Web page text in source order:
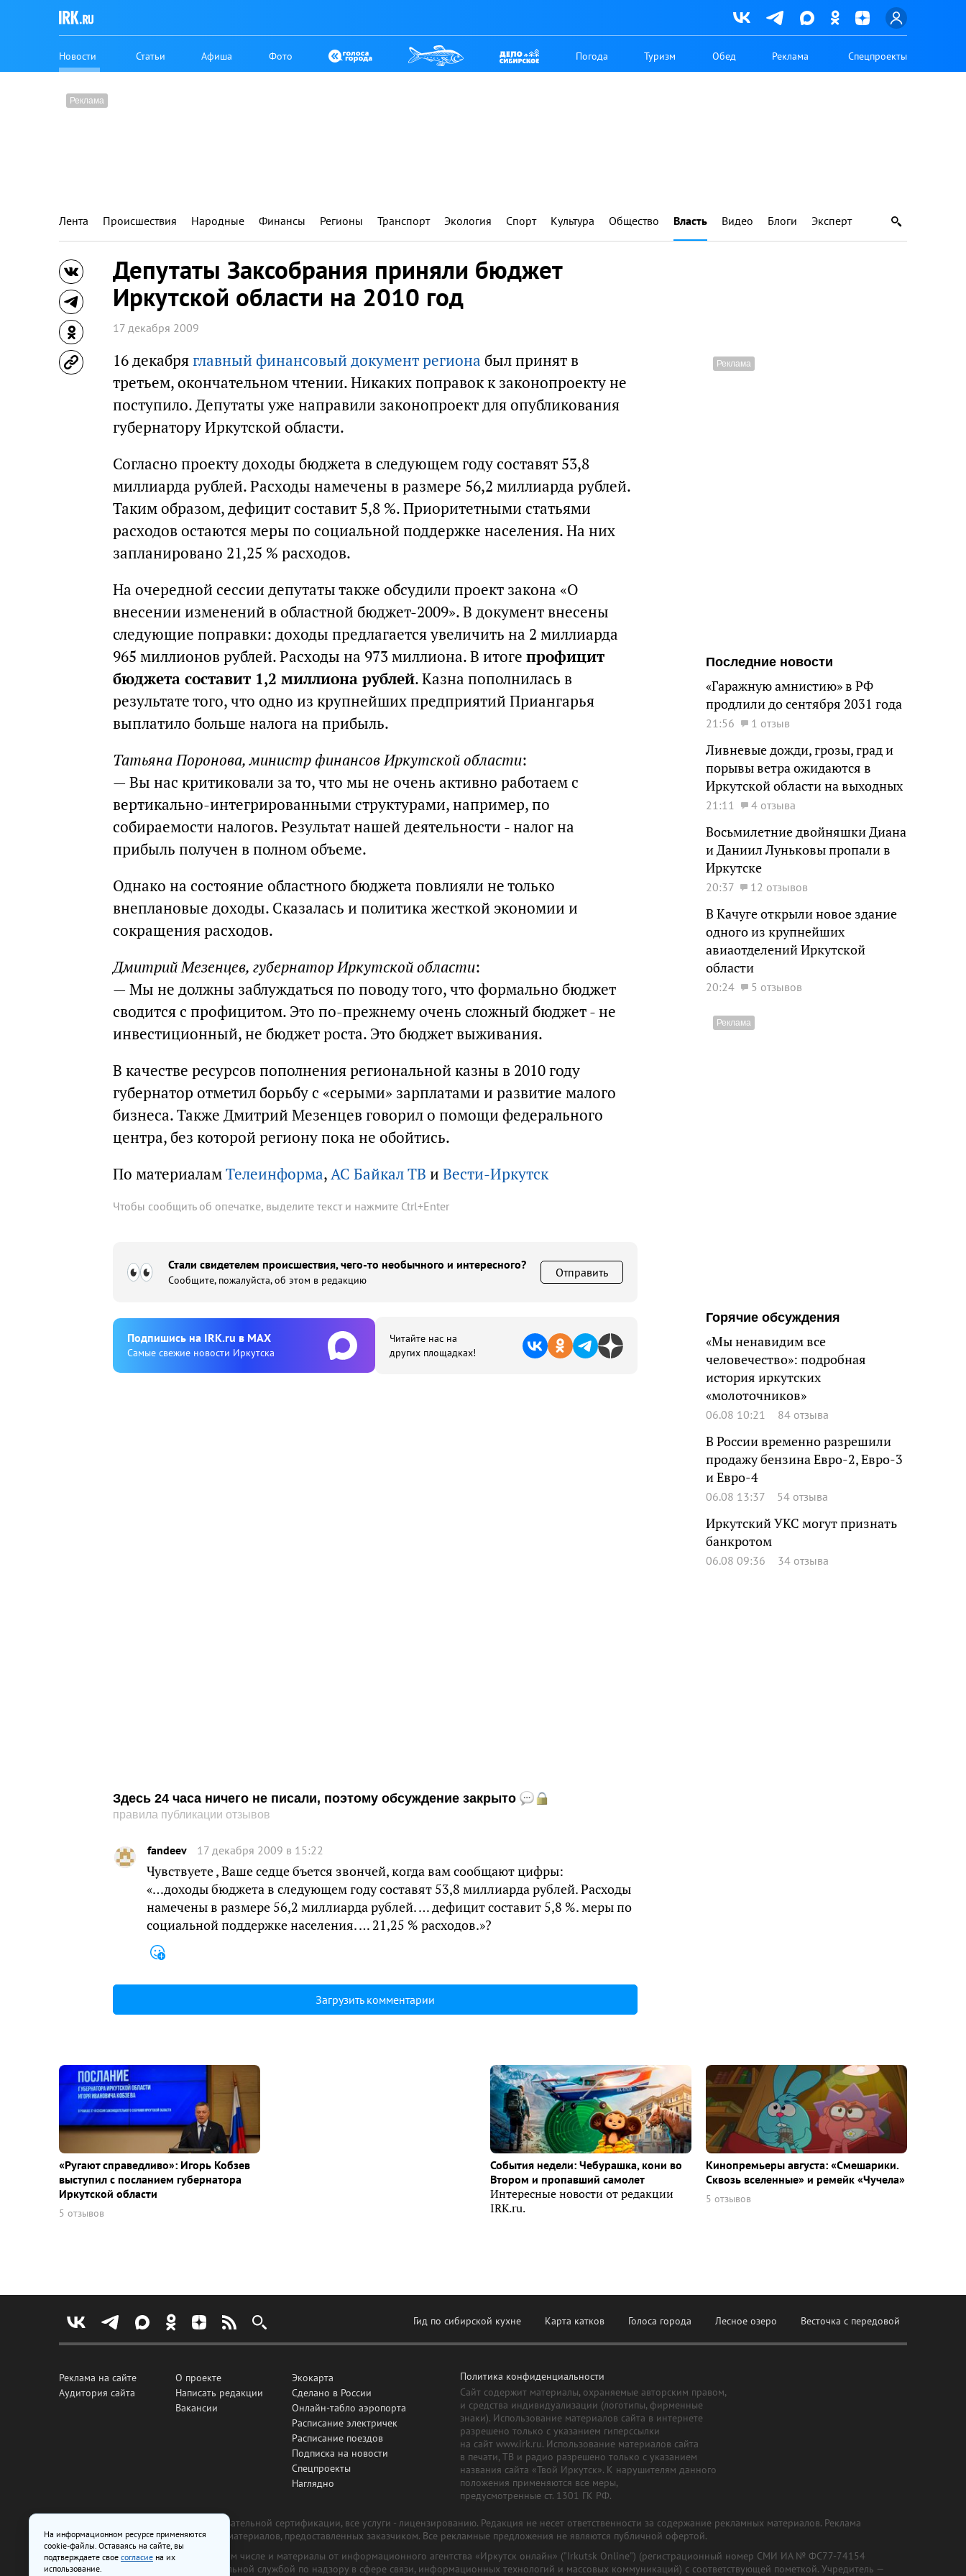
Новости Статьи Афиша Фото Погода Туризм Обед Реклама Спецпроекты
Лента Происшествия Народные Финансы Регионы Транспорт Экология Спорт Культура Общество Власть Видео Блоги Эксперт
Депутаты Заксобрания приняли бюджет
Иркутской области на 2010 год
17 декабря 2009
16 декабряглавный финансовый документ региона был принят в
третьем, окончательном чтении. Никаких поправок к законопроекту не
поступило. Депутаты уже направили законопроект для опубликования
губернатору Иркутской области.
Согласно проекту доходы бюджета в следующем году составят 53,8
миллиарда рублей. Расходы намечены в размере 56,2 миллиарда рублей.
Таким образом, дефицит составит 5,8 %. Приоритетными статьями
расходов остаются меры по социальной поддержке населения. На них
запланировано 21,25 % расходов.
На очередной сессии депутаты также обсудили проект закона «О
внесении изменений в областной бюджет-2009». В документ внесены
следующие поправки: доходы предлагается увеличить на 2 миллиарда
965 миллионов рублей. Расходы на 973 миллиона. В итоге профицит
бюджета составит 1,2 миллиона рублей. Казна пополнилась в
результате того, что одно из крупнейших предприятий Приангарья
выплатило больше налога на прибыль.
Татьяна Поронова, министр финансов Иркутской области:
— Вы нас критиковали за то, что мы не очень активно работаем с
вертикально-интегрированными структурами, например, по
собираемости налогов. Результат нашей деятельности - налог на
прибыль получен в полном объеме.
Однако на состояние областного бюджета повлияли не только
внеплановые доходы. Сказалась и политика жесткой экономии и
сокращения расходов.
Дмитрий Мезенцев, губернатор Иркутской области:
— Мы не должны заблуждаться по поводу того, что формально бюджет
сводится с профицитом. Это по-прежнему очень сложный бюджет - не
инвестиционный, не бюджет роста. Это бюджет выживания.
В качестве ресурсов пополнения региональной казны в 2010 году
губернатор отметил борьбу с «серыми» зарплатами и развитие малого
бизнеса. Также Дмитрий Мезенцев говорил о помощи федерального
центра, без которой региону пока не обойтись.
По материаламТелеинформа,АС Байкал ТВ и Вести-Иркутск
Чтобы сообщить об опечатке, выделите текст и нажмите Ctrl+Enter
Стали свидетелем происшествия, чего-то необычного и интересного?
Сообщите, пожалуйста, об этом в редакцию
Отправить
Подпишиcь на IRK.ru в MAX
Cамые свежие новости Иркутска
Читайте нас на
других площадках!
Здесь 24 часа ничего не писали, поэтому обсуждение закрыто
правила публикации отзывов
fandeev 17 декабря 2009 в 15:22
Чувствуете , Ваше седце бъется звончей, когда вам сообщают цифры:
«…доходы бюджета в следующем году составят 53,8 миллиарда рублей. Расходы
намечены в размере 56,2 миллиарда рублей. … дефицит составит 5,8 %. меры по
социальной поддержке населения. … 21,25 % расходов.»?
Загрузить комментарии
Последние новости
«Гаражную амнистию» в РФ
продлили до сентября 2031 года
21:56 1 отзыв
Ливневые дожди, грозы, град и
порывы ветра ожидаются в
Иркутской области на выходных
21:11 4 отзыва
Восьмилетние двойняшки Диана
и Даниил Луньковы пропали в
Иркутске
20:37 12 отзывов
В Качуге открыли новое здание
одного из крупнейших
авиаотделений Иркутской
области
20:24 5 отзывов
Горячие обсуждения
«Мы ненавидим все
человечество»: подробная
история иркутских
«молоточников»
06.08 10:21 84 отзыва
В России временно разрешили
продажу бензина Евро-2, Евро-3
и Евро-4
06.08 13:37 54 отзыва
Иркутский УКС могут признать
банкротом
06.08 09:36 34 отзыва
«Ругают справедливо»: Игорь Кобзев
выступил с посланием губернатора
Иркутской области
5 отзывов
События недели: Чебурашка, кони во
Втором и пропавший самолет
Интересные новости от редакции
IRK.ru.
Кинопремьеры августа: «Смешарики.
Сквозь вселенные» и ремейк «Чучела»
5 отзывов
Гид по сибирской кухне Карта катков Голоса города Лесное озеро Весточка с передовой
Реклама на сайте
Аудитория сайта
О проекте
Написать редакции
Вакансии
Экокарта
Сделано в России
Онлайн-табло аэропорта
Расписание электричек
Расписание поездов
Подписка на новости
Спецпроекты
Наглядно
Политика конфиденциальности
Сайт содержит материалы, охраняемые авторским правом,
и средства индивидуализации (логотипы, фирменные
знаки). Использование материалов сайта в интернете
разрешено только с указанием гиперссылки
на сайт www.irk.ru. Использование материалов сайта
в печати, ТВ и радио разрешено только с указанием
названия сайта «Твой Иркутск». К нарушителям данного
положения применяются все меры,
предусмотренные ст. 1301 ГК РФ.
Все рекламные товары подлежат обязательной сертификации, все услуги - лицензированию. Редакция не несет ответственности за содержание рекламных материалов. Реклама
изготовлена и размещена на основе материалов, предоставленных заказчиком. Все рекламные предложения не являются публичной офертой.
На сайте www.irk.ru размещаются в том числе и материалы от информационного агентства «Иркутск онлайн» ("Irkutsk Online") (регистрационный номер СМИ ИА № ФС77-74154
от 29 октября 2018 г., выдан Федеральной службой по надзору в сфере связи, информационных технологий и массовых коммуникаций) с соответствующей пометкой. Учредитель —
На информационном ресурсе применяются
cookie-файлы. Оставаясь на сайте, вы
подтверждаете свое согласие на их
использование.